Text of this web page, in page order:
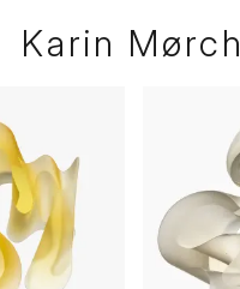
Karin Mørch